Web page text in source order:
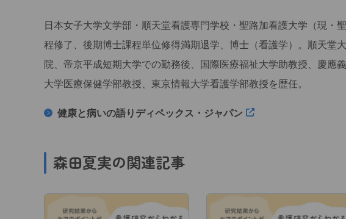
日本女子大学文学部・順天堂看護専門学校・聖路加看護大学（現・
程修了、後期博士課程単位修得満期退学、博士（看護学）。順天堂
院、帝京平成短期大学での勤務後、国際医療福祉大学助教授、慶應
大学医療保健学部教授、東京情報大学看護学部教授を歴任。
健康と病いの語りディペックス・ジャパン
森田夏実の関連記事